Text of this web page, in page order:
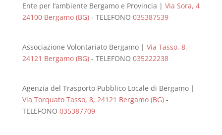
Ente per l’ambiente Bergamo e Provincia | Via Sora, 4
24100 Bergamo (BG)- TELEFONO 035387539
Associazione Volontariato Bergamo | Via Tasso, 8,
24121 Bergamo (BG)- TELEFONO 035222238
Agenzia del Trasporto Pubblico Locale di Bergamo |
Via Torquato Tasso, 8, 24121 Bergamo (BG)-
TELEFONO 035387709